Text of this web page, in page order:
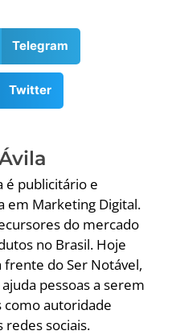
Telegram
Twitter
é publicitário e
em Marketing Digital.
do mercado
no Brasil. Hoje
frente do Ser Notável,
pessoas a serem
como autoridade
redes sociais.